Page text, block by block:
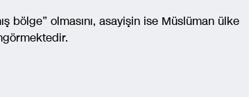
bölge” olmasını, asayişin ise Müslüman ülke